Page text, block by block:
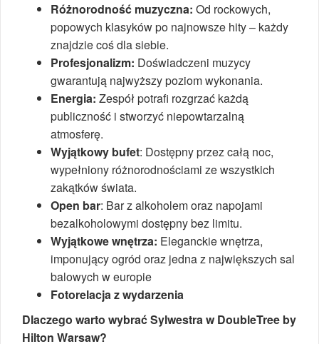
Różnorodność muzyczna: Od rockowych,
popowych klasyków po najnowsze hity – każdy
znajdzie coś dla siebie.
Profesjonalizm: Doświadczeni muzycy
gwarantują najwyższy poziom wykonania.
Energia: Zespół potrafi rozgrzać każdą
publiczność i stworzyć niepowtarzalną
atmosferę.
Wyjątkowy bufet: Dostępny przez całą noc,
wypełniony różnorodnościami ze wszystkich
zakątków świata.
Open bar: Bar z alkoholem oraz napojami
bezalkoholowymi dostępny bez limitu.
Wyjątkowe wnętrza: Eleganckie wnętrza,
imponujący ogród oraz jedna z największych sal
balowych w europie
Fotorelacja z wydarzenia
Dlaczego warto wybrać Sylwestra w DoubleTree by
Hilton Warsaw?